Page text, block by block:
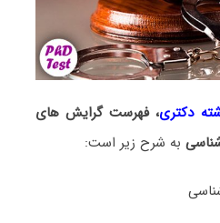
دکتری، فهرست گرایش های
به شرح زیر است: